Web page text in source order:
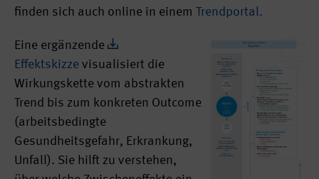
finden sich auch online in einem Trendportal.
Eine ergänzende
Effektskizze visualisiert die
Wirkungskette vom abstrakten
Trend bis zum konkreten Outcome
(arbeitsbedingte
Gesundheitsgefahr, Erkrankung,
Unfall). Sie hilft zu verstehen,